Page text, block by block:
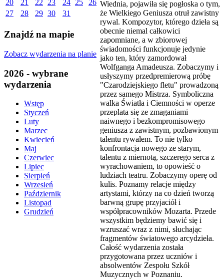
20
21 22 23 24 25
26
27
28 29 30 31
Znajdź na mapie
Zobacz wydarzenia na planie
2026 - wybrane
wydarzenia
Wstęp
Styczeń
Luty
Marzec
Kwiecień
Maj
Czerwiec
Lipiec
Sierpień
Wrzesień
Październik
Listopad
Grudzień
Wiednia, pojawiła się pogłoska o tym,
że Wielkiego Geniusza otruł zawistny
rywal. Kompozytor, którego dzieła są
obecnie niemal całkowici
zapomniane, a w zbiorowej
świadomości funkcjonuje jedynie
jako ten, który zamordował
Wolfganga Amadeusza. Zobaczymy i
usłyszymy przedpremierową próbę
"Czarodziejskiego fletu" prowadzoną
przez samego Mistrza. Symboliczna
walka Światła i Ciemności w operze
przeplata się ze zmaganiami
naiwnego i bezkompromisowego
geniusza z zawistnym, pozbawionym
talentu rywalem. To nie tylko
konfrontacja nowego ze starym,
talentu z miernotą, szczerego serca z
wyrachowaniem, to opowieść o
ludziach teatru. Zobaczymy operę od
kulis. Poznamy relacje między
artystami, którzy na co dzień tworzą
barwną grupę przyjaciół i
współpracowników Mozarta. Przede
wszystkim będziemy bawić się i
wzruszać wraz z nimi, słuchając
fragmentów światowego arcydzieła.
Całość wydarzenia została
przygotowana przez uczniów i
absolwentów Zespołu Szkół
Muzycznych w Poznaniu.